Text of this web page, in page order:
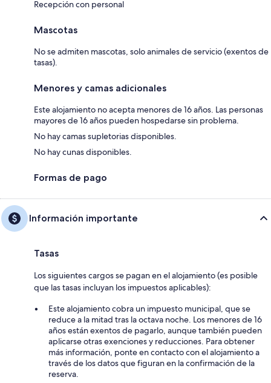
Recepción con personal
Mascotas
No se admiten mascotas, solo animales de servicio (exentos de
tasas).
Menores y camas adicionales
Este alojamiento no acepta menores de 16 años. Las personas
mayores de 16 años pueden hospedarse sin problema.
No hay camas supletorias disponibles.
No hay cunas disponibles.
Formas de pago
Información importante
Tasas
Los siguientes cargos se pagan en el alojamiento (es posible
que las tasas incluyan los impuestos aplicables):
Este alojamiento cobra un impuesto municipal, que se
reduce a la mitad tras la octava noche. Los menores de 16
años están exentos de pagarlo, aunque también pueden
aplicarse otras exenciones y reducciones. Para obtener
más información, ponte en contacto con el alojamiento a
través de los datos que figuran en la confirmación de la
reserva.